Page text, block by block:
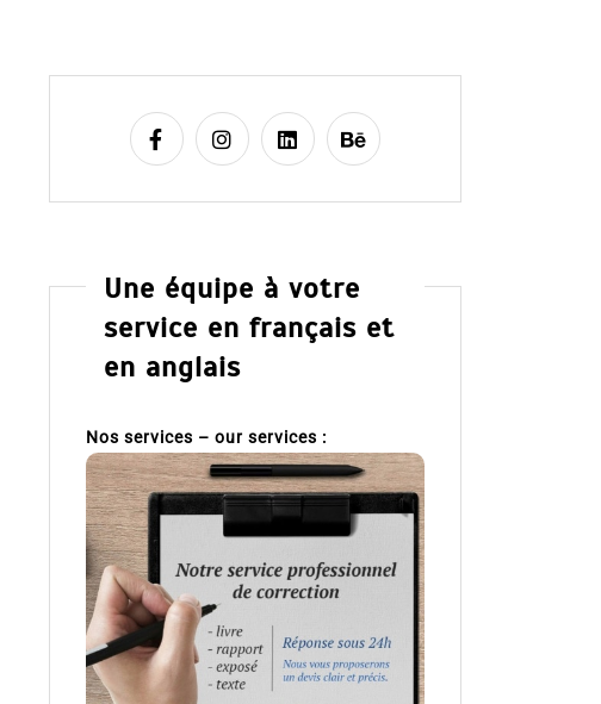
Une équipe à votre
service en français et
en anglais
Nos services – our services :